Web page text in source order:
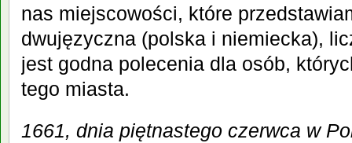
nas miejscowości, które
dwujęzyczna (polska i niemiecka),
jest godna polecenia dla osób,
tego miasta.
1661, dnia piętnastego czerwca w